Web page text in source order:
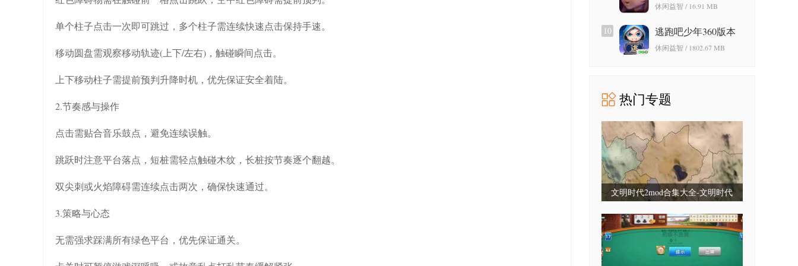
单个柱子点击一次即可跳过，多个柱子需连续快速点击保持手速。
移动圆盘需观察移动轨迹(上下/左右)，触碰瞬间点击。
上下移动柱子需提前预判升降时机，优先保证安全着陆。
2.节奏感与操作
点击需贴合音乐鼓点，避免连续误触。
跳跃时注意平台落点，短桩需轻点触碰木纹，长桩按节奏逐个翻越。
双尖刺或火焰障碍需连续点击两次，确保快速通过。
3.策略与心态
无需强求踩满所有绿色平台，优先保证通关。
游戏免费版
休闲益智 / 16.91 MB
10 逃跑吧少年360版本
休闲益智 / 1802.67 MB
热门专题
文明时代2mod合集大全-文明时代
整合包